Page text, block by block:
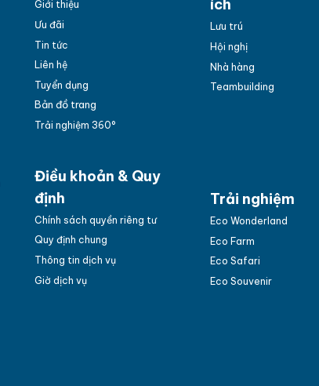
Giới thiệu
Ưu đãi
Tin tức
Liên hệ
Tuyển dụng
Bản đồ trang
Trải nghiệm 360°
Điều khoản & Quy
định
Chính sách quyền riêng tư
Quy định chung
Thông tin dịch vụ
Giờ dịch vụ
ích
Lưu trú
Hội nghị
Nhà hàng
Teambuilding
Trải nghiệm
Eco Wonderland
Eco Farm
Eco Safari
Eco Souvenir